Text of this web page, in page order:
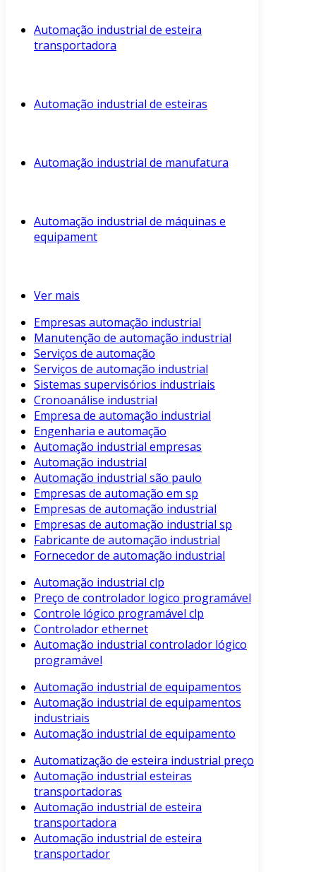
Automação industrial de esteira
transportadora
Automação industrial de esteiras
Automação industrial de manufatura
Automação industrial de máquinas e
equipament
Ver mais
Empresas automação industrial
Manutenção de automação industrial
Serviços de automação
Serviços de automação industrial
Sistemas supervisórios industriais
Cronoanálise industrial
Empresa de automação industrial
Engenharia e automação
Automação industrial empresas
Automação industrial
Automação industrial são paulo
Empresas de automação em sp
Empresas de automação industrial
Empresas de automação industrial sp
Fabricante de automação industrial
Fornecedor de automação industrial
Automação industrial clp
Preço de controlador logico programável
Controle lógico programável clp
Controlador ethernet
Automação industrial controlador lógico
programável
Automação industrial de equipamentos
Automação industrial de equipamentos
industriais
Automação industrial de equipamento
Automatização de esteira industrial preço
Automação industrial esteiras
transportadoras
Automação industrial de esteira
transportadora
Automação industrial de esteira
transportador